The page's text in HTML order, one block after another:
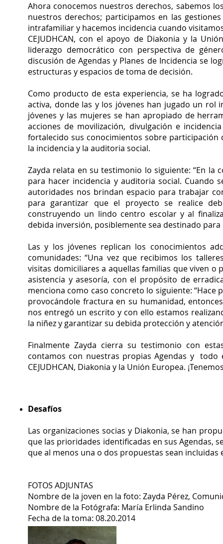
Ahora conocemos nuestros derechos, sabemos
nuestros derechos; participamos en las
intrafamiliar y hacemos incidencia cuando
CEJUDHCAN, con el apoyo de Diakonia y la
liderazgo democrático con perspectiva de
discusión de Agendas y Planes de Incidencia se
estructuras y espacios de toma de decisión.
Como producto de esta experiencia, se ha
activa, donde las y los jóvenes han jugado un rol
jóvenes y las mujeres se han apropiado de
acciones de movilización, divulgación e
fortalecido sus conocimientos sobre
la incidencia y la auditoria social.
Zayda relata en su testimonio lo siguiente: “En la
para hacer incidencia y auditoria social. Cuando
autoridades nos brindan espacio para trabajar
para garantizar que el proyecto se realice
construyendo un lindo centro escolar y al
debida inversión, posiblemente sea destinado
Las y los jóvenes replican los conocimientos
comunidades: “Una vez que recibimos los
visitas domiciliares a aquellas familias que viven
asistencia y asesoría, con el propósito de
menciona como caso concreto lo siguiente:
provocándole fractura en su humanidad,
nos entregó un escrito y con ello estamos
la niñez y garantizar su debida protección y
Finalmente Zayda cierra su testimonio con
contamos con nuestras propias Agendas y todo
CEJUDHCAN, Diakonia y la Unión Europea.
Desafíos
Las organizaciones socias y Diakonia, se han
que las prioridades identificadas en sus Agendas,
que al menos una o dos propuestas sean
FOTOS ADJUNTAS
Nombre de la joven en la foto: Zayda Pérez,
Nombre de la Fotógrafa: María Erlinda Sandino
Fecha de la toma: 08.20.2014